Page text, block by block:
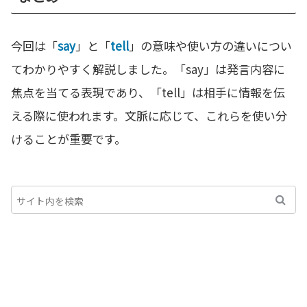
今回は「say」と「tell」の意味や使い方の違いについ
てわかりやすく解説しました。「say」は発言内容に
焦点を当てる表現であり、「tell」は相手に情報を伝
える際に使われます。文脈に応じて、これらを使い分
けることが重要です。